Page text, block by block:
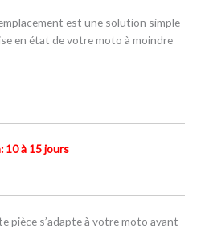
est une solution simple
en état de votre moto à moindre
10 à 15 jours
pièce s’adapte à votre moto avant